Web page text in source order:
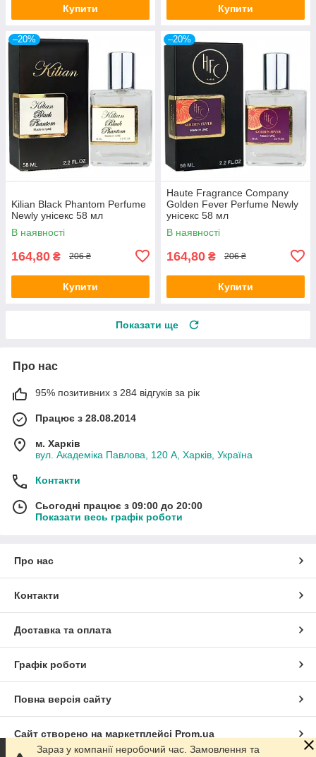
Купити Купити
–20%
Kilian Black Phantom Perfume
Newly унісекс 58 мл
В наявності
164,80 ₴ 206 ₴
Купити
–20%
Haute Fragrance Company
Golden Fever Perfume Newly
унісекс 58 мл
В наявності
164,80 ₴ 206 ₴
Купити
Показати ще
Про нас
95% позитивних з 284 відгуків за рік
Працює з 28.08.2014
м. Харків
вул. Академіка Павлова, 120 А, Харків, Україна
Контакти
Сьогодні працює з 09:00 до 20:00
Показати весь графік роботи
Про нас
Контакти
Доставка та оплата
Графік роботи
Повна версія сайту
Сайт створено на маркетплейсі Prom.ua
Зараз у компанії неробочий час. Замовлення та